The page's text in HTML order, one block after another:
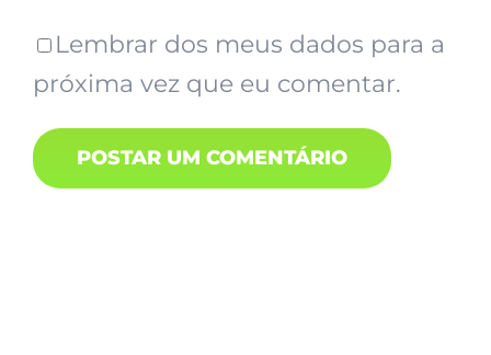
Lembrar dos meus dados para a
próxima vez que eu comentar.